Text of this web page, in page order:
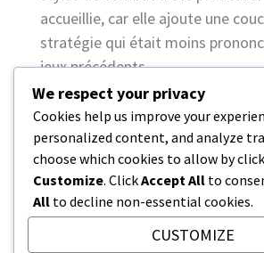
accueillie, car elle ajoute une
stratégie qui était moins
jeux précédents.
Cependant, certains joueurs ont
préoccupations concernant les
d’équilibre qui peuvent découler
personnalisation excessive. Les
surveillent activement les retours
s’assurer que, tout en
We respect your privacy
Cookies help us improve your
personalized content, and analyze
choose which cookies to allow by
Customize. ClickAccept All to
All to decline non-essential cookies.
CUSTOMIZE